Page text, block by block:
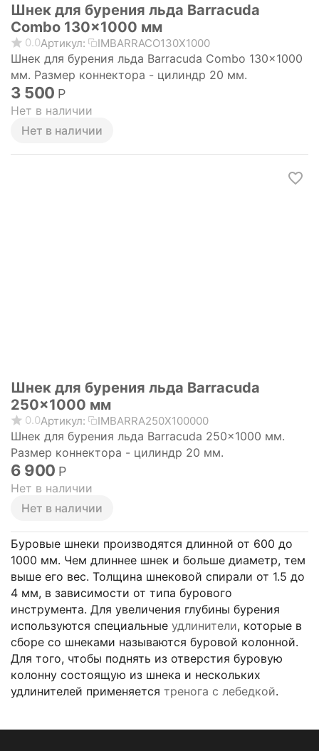
Буровые шнеки производятся длинной от 600 до
1000 мм. Чем длиннее шнек и больше диаметр, тем
выше его вес. Толщина шнековой спирали от 1.5 до
4 мм, в зависимости от типа бурового
инструмента. Для увеличения глубины бурения
используются специальные удлинители, которые в
сборе со шнеками называются буровой колонной.
Для того, чтобы поднять из отверстия буровую
колонну состоящую из шнека и нескольких
удлинителей применяется тренога с лебедкой.
Шнек для бурения льда Barracuda
Combo 130x1000 мм
0.0Артикул: IMBARRACO130X1000
Шнек для бурения льда Barracuda Combo 130x1000
мм. Размер коннектора - цилиндр 20 мм.
3 500 Р
Нет в наличии
Нет в наличии
Шнек для бурения льда Barracuda
250x1000 мм
0.0Артикул: IMBARRA250X100000
Шнек для бурения льда Barracuda 250x1000 мм.
Размер коннектора - цилиндр 20 мм.
6 900 Р
Нет в наличии
Нет в наличии